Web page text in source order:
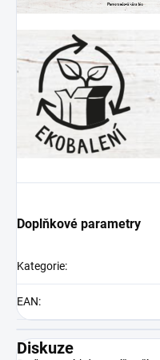
Doplňkové parametry
Kategorie:
EAN:
Diskuze